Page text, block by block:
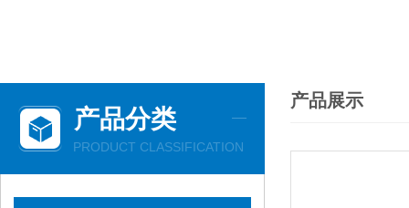
产品分类
PRODUCT CLASSIFICATION
产品展示